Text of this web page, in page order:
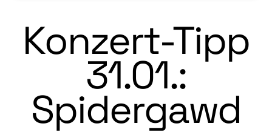
Konzert-Tipp
31.01.:
Spidergawd